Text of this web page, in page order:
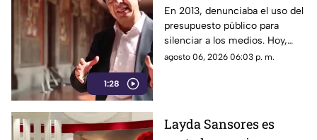
1:28
Cuevas sobre la
censura y la publicidad
oficial
En 2013, denunciaba el uso del
presupuesto público para
silenciar a los medios. Hoy,
Jesús Ramírez Cuevas es
agosto 06, 2026 06:03 p. m.
Layda Sansores es